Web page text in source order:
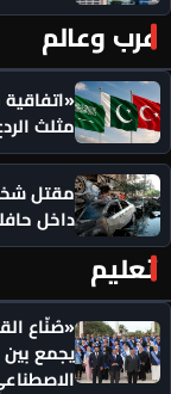
عرب وعالم
مثلث
داخل
تعليم
«صُنّاع
يجمع بين